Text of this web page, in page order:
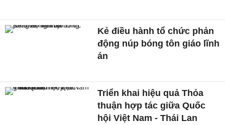
Kẻ điều hành tổ chức phản
động núp bóng tôn giáo lĩnh
án
Triển khai hiệu quả Thỏa
thuận hợp tác giữa Quốc
hội Việt Nam - Thái Lan